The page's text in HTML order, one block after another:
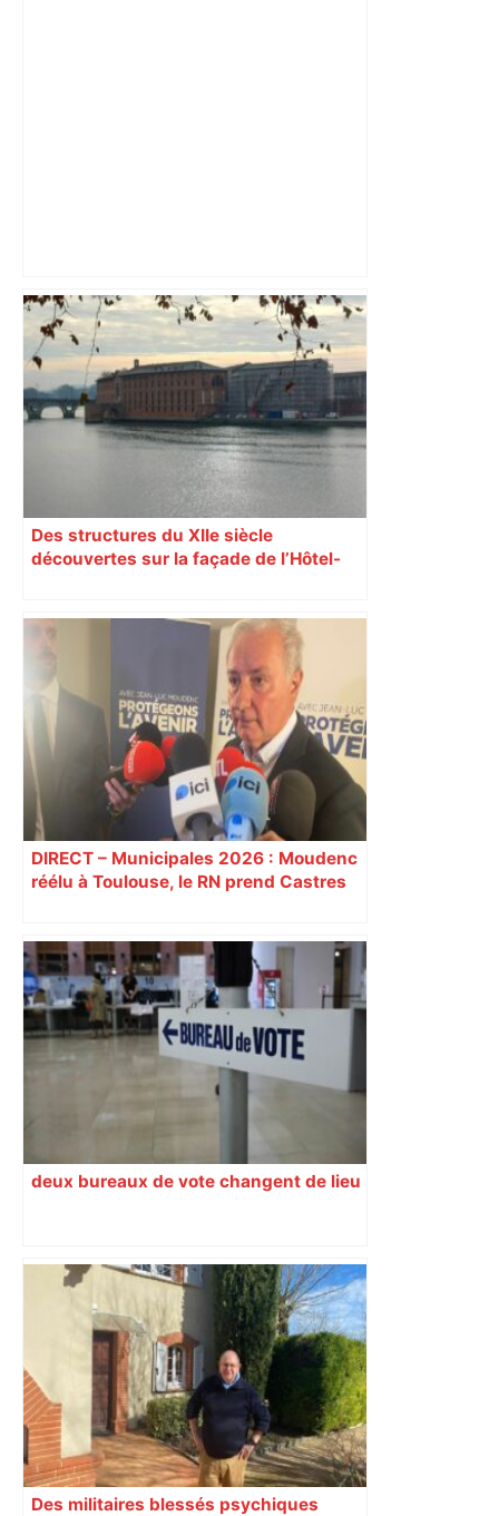
"C’est l’une des plus fortes
fréquentations du circuit" : Toulouse
est-elle la capitale du poker amateur –
ladepeche.fr
Des structures du XIIe siècle
découvertes sur la façade de l’Hôtel-
DIRECT – Municipales 2026 : Moudenc
réélu à Toulouse, le RN prend Castres
deux bureaux de vote changent de lieu
Des militaires blessés psychiques